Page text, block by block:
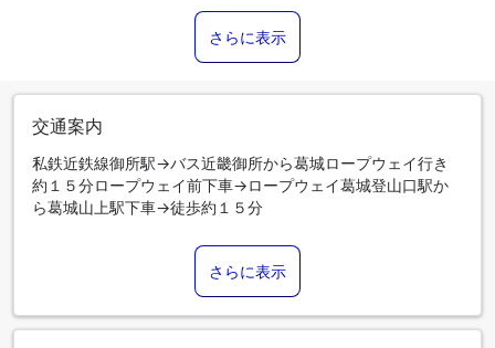
さらに表示
交通案内
私鉄近鉄線御所駅→バス近畿御所から葛城ロープウェイ行き
約１５分ロープウェイ前下車→ロープウェイ葛城登山口駅か
ら葛城山上駅下車→徒歩約１５分
さらに表示